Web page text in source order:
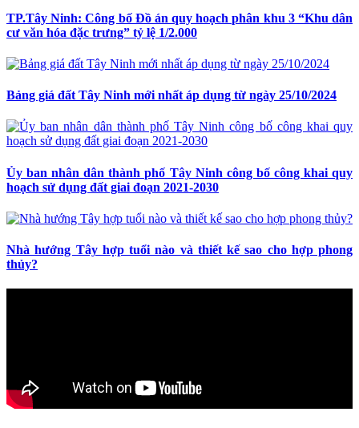
TP.Tây Ninh: Công bố Đồ án quy hoạch phân khu 3 “Khu dân
cư văn hóa đặc trưng” tỷ lệ 1/2.000
Bảng giá đất Tây Ninh mới nhất áp dụng từ ngày 25/10/2024
Ủy ban nhân dân thành phố Tây Ninh công bố công khai quy
hoạch sử dụng đất giai đoạn 2021-2030
Nhà hướng Tây hợp tuổi nào và thiết kế sao cho hợp phong
thủy?